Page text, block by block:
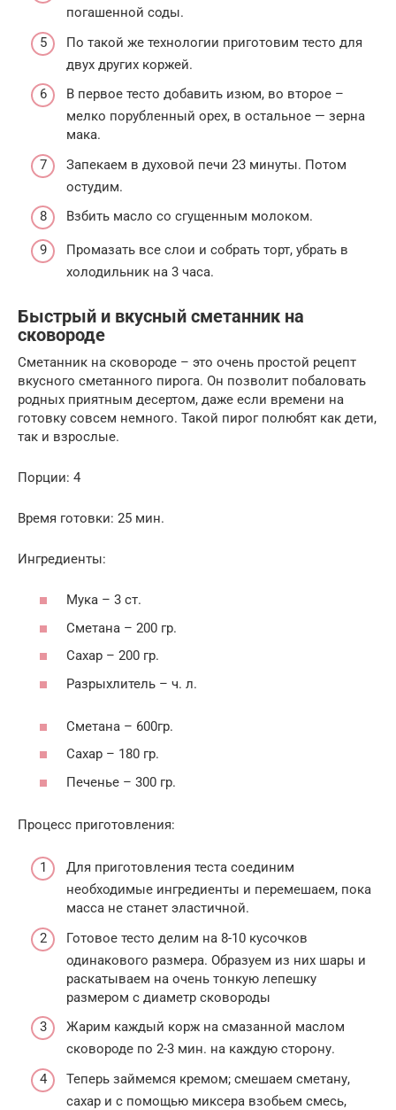
погашенной соды.
По такой же технологии приготовим тесто для
двух других коржей.
В первое тесто добавить изюм, во второе –
мелко порубленный орех, в остальное — зерна
мака.
Запекаем в духовой печи 23 минуты. Потом
остудим.
Взбить масло со сгущенным молоком.
Промазать все слои и собрать торт, убрать в
холодильник на 3 часа.
Быстрый и вкусный сметанник на
сковороде
Сметанник на сковороде – это очень простой рецепт
вкусного сметанного пирога. Он позволит побаловать
родных приятным десертом, даже если времени на
готовку совсем немного. Такой пирог полюбят как дети,
так и взрослые.
Порции: 4
Время готовки: 25 мин.
Ингредиенты:
Мука – 3 ст.
Сметана – 200 гр.
Сахар – 200 гр.
Разрыхлитель – ч. л.
Сметана – 600гр.
Сахар – 180 гр.
Печенье – 300 гр.
Процесс приготовления:
Для приготовления теста соединим
необходимые ингредиенты и перемешаем, пока
масса не станет эластичной.
Готовое тесто делим на 8-10 кусочков
одинакового размера. Образуем из них шары и
раскатываем на очень тонкую лепешку
размером с диаметр сковороды
Жарим каждый корж на смазанной маслом
сковороде по 2-3 мин. на каждую сторону.
Теперь займемся кремом; смешаем сметану,
сахар и с помощью миксера взобьем смесь,